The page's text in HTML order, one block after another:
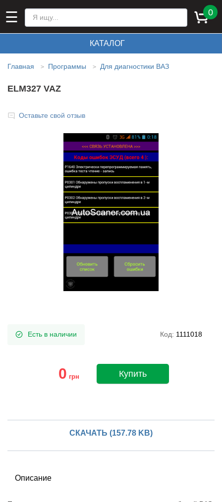
☰ 0
КАТАЛОГ
Главная > Программы > Для диагностики ВАЗ
ELM327 VAZ
Оставьте свой отзыв
Есть в наличии Код: 1111018
0 грн Купить
СКАЧАТЬ (157.78 KB)
Описание